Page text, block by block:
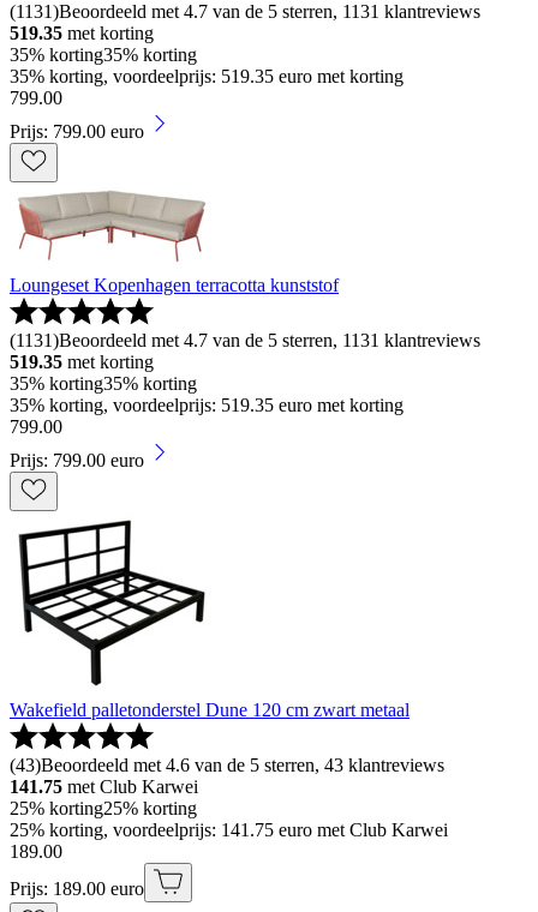
(1131)Beoordeeld met 4.7 van de 5 sterren, 1131 klantreviews
519.35 met korting
35% korting35% korting
35% korting, voordeelprijs: 519.35 euro met korting
799.00
Prijs: 799.00 euro
Loungeset Kopenhagen terracotta kunststof
(1131)Beoordeeld met 4.7 van de 5 sterren, 1131 klantreviews
519.35 met korting
35% korting35% korting
35% korting, voordeelprijs: 519.35 euro met korting
799.00
Prijs: 799.00 euro
Wakefield palletonderstel Dune 120 cm zwart metaal
(43)Beoordeeld met 4.6 van de 5 sterren, 43 klantreviews
141.75 met Club Karwei
25% korting25% korting
25% korting, voordeelprijs: 141.75 euro met Club Karwei
189.00
Prijs: 189.00 euro